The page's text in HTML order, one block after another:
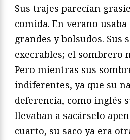
Sus trajes parecían
comida. En verano
grandes y bolsudos. Sus
execrables; el sombrero
Pero mientras sus
indiferentes, ya que su
deferencia, como inglés
llevaban a sacárselo
cuarto, su saco ya era